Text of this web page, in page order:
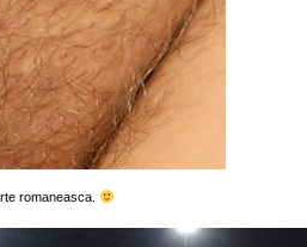
romaneasca.